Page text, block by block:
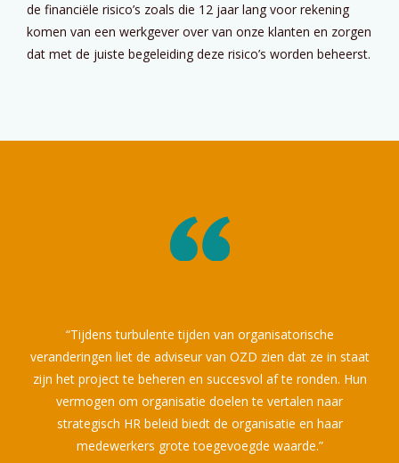
de financiële risico’s zoals die 12 jaar lang voor rekening
komen van een werkgever over van onze klanten en zorgen
dat met de juiste begeleiding deze risico’s worden beheerst.
“Tijdens turbulente tijden van organisatorische
veranderingen liet de adviseur van OZD zien dat ze in staat
zijn het project te beheren en succesvol af te ronden. Hun
vermogen om organisatie doelen te vertalen naar
strategisch HR beleid biedt de organisatie en haar
medewerkers grote toegevoegde waarde.”